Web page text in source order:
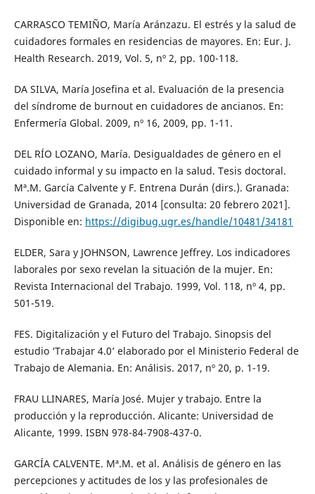
CARRASCO TEMIÑO, María Aránzazu. El estrés y la salud de
cuidadores formales en residencias de mayores. En: Eur. J.
Health Research. 2019, Vol. 5, nº 2, pp. 100-118.
DA SILVA, María Josefina et al. Evaluación de la presencia
del síndrome de burnout en cuidadores de ancianos. En:
Enfermería Global. 2009, nº 16, 2009, pp. 1-11.
DEL RÍO LOZANO, María. Desigualdades de género en el
cuidado informal y su impacto en la salud. Tesis doctoral.
Mª.M. García Calvente y F. Entrena Durán (dirs.). Granada:
Universidad de Granada, 2014 [consulta: 20 febrero 2021].
Disponible en: https://digibug.ugr.es/handle/10481/34181
ELDER, Sara y JOHNSON, Lawrence Jeffrey. Los indicadores
laborales por sexo revelan la situación de la mujer. En:
Revista Internacional del Trabajo. 1999, Vol. 118, nº 4, pp.
501-519.
FES. Digitalización y el Futuro del Trabajo. Sinopsis del
estudio ‘Trabajar 4.0’ elaborado por el Ministerio Federal de
Trabajo de Alemania. En: Análisis. 2017, nº 20, p. 1-19.
FRAU LLINARES, María José. Mujer y trabajo. Entre la
producción y la reproducción. Alicante: Universidad de
Alicante, 1999. ISBN 978-84-7908-437-0.
GARCÍA CALVENTE. Mª.M. et al. Análisis de género en las
percepciones y actitudes de los y las profesionales de